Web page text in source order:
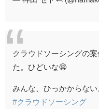
クラウドソーシングの
た。ひどいな😫
みんな、ひっかからない
#クラウドソーシング